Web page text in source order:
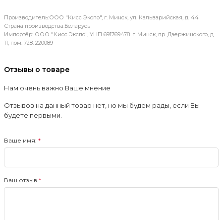
Производитель:ООО "Кисс Экспо", г. Минск, ул. Кальварийская, д. 44
Страна производства:Беларусь
Импортёр: ООО "Кисс Экспо", УНП 691769478. г. Минск, пр. Дзержинского, д.
11, пом. 728. 220089
Отзывы о товаре
Нам очень важно Ваше мнение
Отзывов на данный товар нет, но мы будем рады, если Вы
будете первыми.
Ваше имя:
Ваш отзыв